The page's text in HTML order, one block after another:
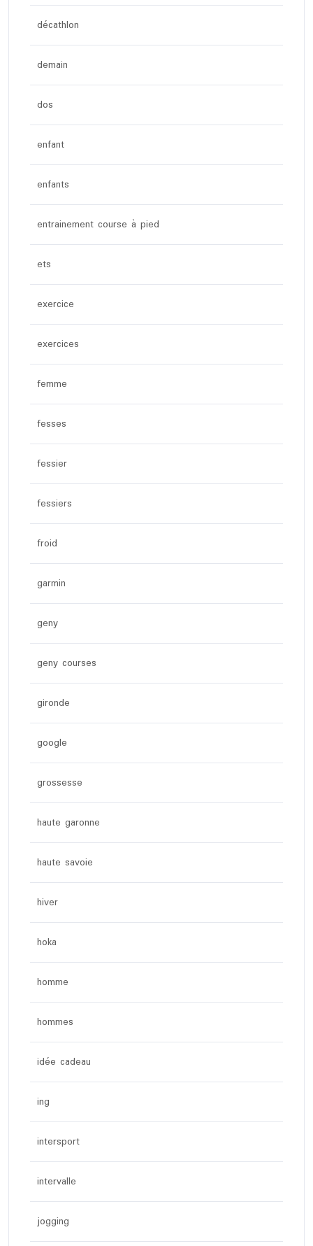
décathlon
demain
dos
enfant
enfants
entrainement course à pied
ets
exercice
exercices
femme
fesses
fessier
fessiers
froid
garmin
geny
geny courses
gironde
google
grossesse
haute garonne
haute savoie
hiver
hoka
homme
hommes
idée cadeau
ing
intersport
intervalle
jogging